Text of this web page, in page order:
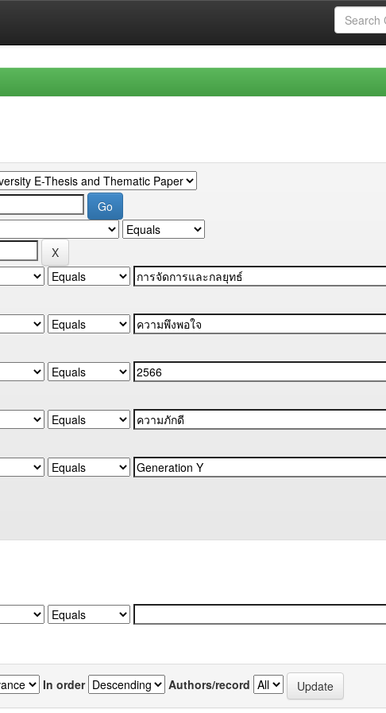
In order Authors/record